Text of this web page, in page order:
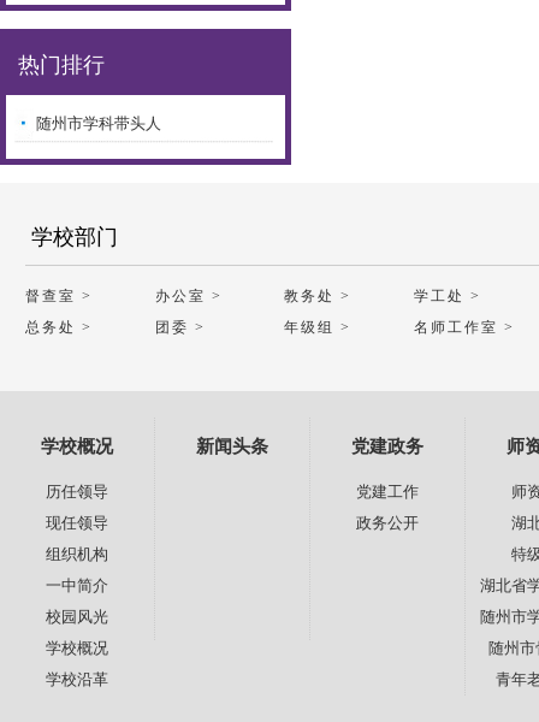
热门排行
随州市学科带头人
学校部门
督查室 > 办公室 > 教务处 >
学工处 >
总务处 >
团委 > 年级组 > 名师工作室 >
学校概况
历任领导
现任领导
组织机构
一中简介
校园风光
学校概况
学校沿革
新闻头条 党建政务
党建工作
政务公开
师
师
湖
特
湖北省
随州市
随州
青年